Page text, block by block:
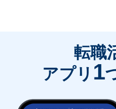
転職
アプリ 1